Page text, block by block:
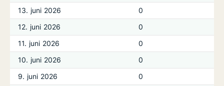
13. juni 2026
0
12. juni 2026
0
11. juni 2026
0
10. juni 2026
0
9. juni 2026
0